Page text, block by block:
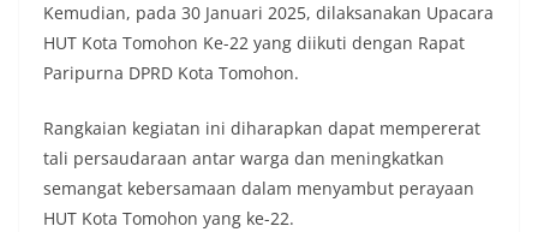
Kemudian, pada 30 Januari 2025, dilaksanakan Upacara
HUT Kota Tomohon Ke-22 yang diikuti dengan Rapat
Paripurna DPRD Kota Tomohon.
Rangkaian kegiatan ini diharapkan dapat mempererat
tali persaudaraan antar warga dan meningkatkan
semangat kebersamaan dalam menyambut perayaan
HUT Kota Tomohon yang ke-22.